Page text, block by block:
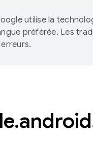
utilise la
préférée. Les
.android